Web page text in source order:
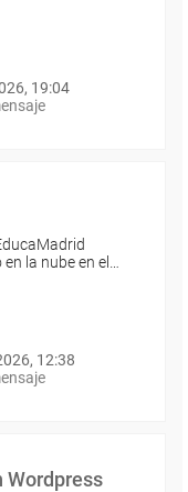
19:04
la nube en el…
12:38
Wordpress